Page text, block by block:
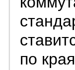
по